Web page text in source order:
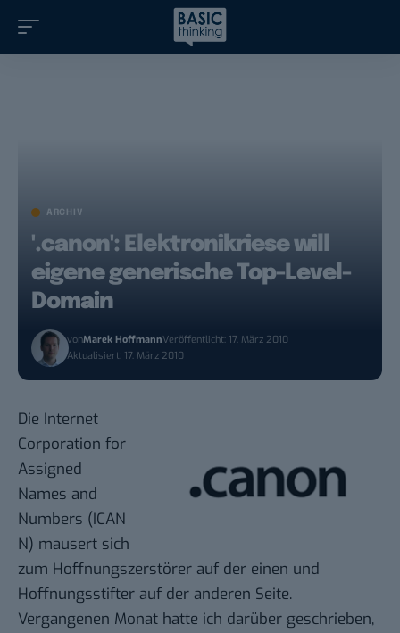
ARCHIV
'.canon': Elektronikriese will
eigene generische Top-Level-
Domain
vonMarek HoffmannVeröffentlicht: 17. März 2010
Aktualisiert: 17. März 2010
Die Internet
Corporation for
Assigned
Names and
Numbers (ICAN
N) mausert sich
zum Hoffnungszerstörer auf der einen und
Hoffnungsstifter auf der anderen Seite.
Vergangenen Monat hatte ich darüber geschrieben,